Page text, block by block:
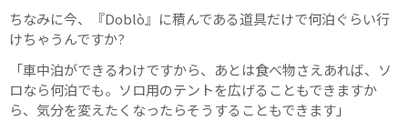
ちなみに今、『Doblò』に積んである道具だけで何泊ぐらい行
けちゃうんですか?
「車中泊ができるわけですから、あとは食べ物さえあれば、ソ
ロなら何泊でも。ソロ用のテントを広げることもできますか
ら、気分を変えたくなったらそうすることもできます」